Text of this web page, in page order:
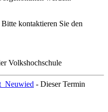
kontaktieren Sie den
Volkshochschule
- Dieser Termin